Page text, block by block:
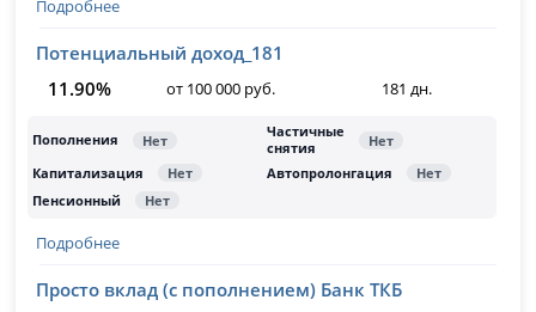
Подробнее
Потенциальный доход_181
11.90%
от 100 000 руб. 181 дн.
Подробнее
Просто вклад (с пополнением) Банк ТКБ